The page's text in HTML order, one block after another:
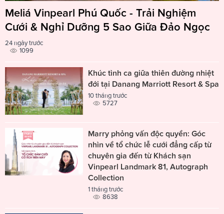
Meliá Vinpearl Phú Quốc - Trải Nghiệm
Cưới & Nghỉ Dưỡng 5 Sao Giữa Đảo Ngọc
24 ngày trước
1099
Khúc tình ca giữa thiên đường nhiệt
đới tại Danang Marriott Resort & Spa
10 tháng trước
5727
Marry phỏng vấn độc quyền: Góc
nhìn về tổ chức lễ cưới đẳng cấp từ
chuyên gia đến từ Khách sạn
Vinpearl Landmark 81, Autograph
Collection
1 tháng trước
8638